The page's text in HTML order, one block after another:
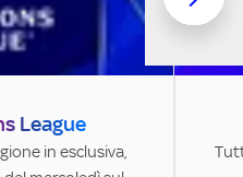
League
in esclusiva,